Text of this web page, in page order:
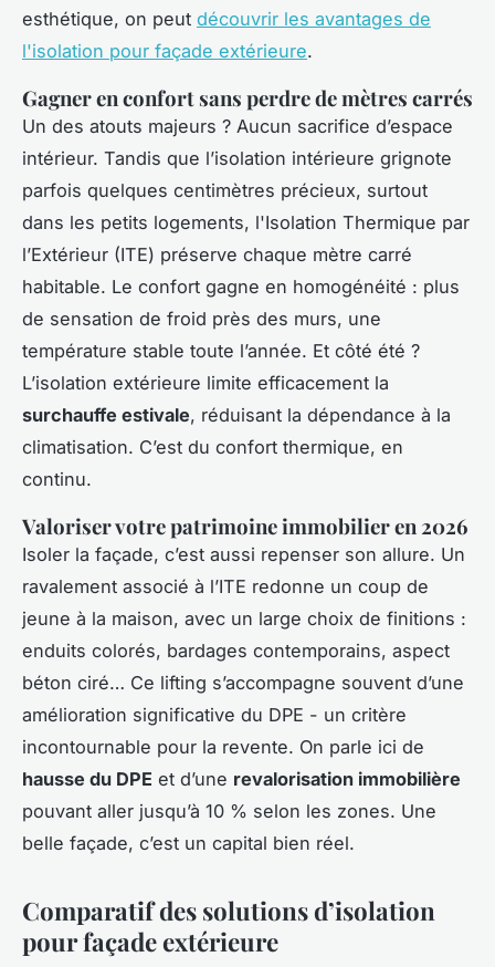
esthétique, on peut découvrir les avantages de
l'isolation pour façade extérieure.
Gagner en confort sans perdre de mètres carrés
Un des atouts majeurs ? Aucun sacrifice d’espace
intérieur. Tandis que l’isolation intérieure grignote
parfois quelques centimètres précieux, surtout
dans les petits logements, l'Isolation Thermique par
l’Extérieur (ITE) préserve chaque mètre carré
habitable. Le confort gagne en homogénéité : plus
de sensation de froid près des murs, une
température stable toute l’année. Et côté été ?
L’isolation extérieure limite efficacement la
surchauffe estivale, réduisant la dépendance à la
climatisation. C’est du confort thermique, en
continu.
Valoriser votre patrimoine immobilier en 2026
Isoler la façade, c’est aussi repenser son allure. Un
ravalement associé à l’ITE redonne un coup de
jeune à la maison, avec un large choix de finitions :
enduits colorés, bardages contemporains, aspect
béton ciré… Ce lifting s’accompagne souvent d’une
amélioration significative du DPE - un critère
incontournable pour la revente. On parle ici de
hausse du DPE et d’une revalorisation immobilière
pouvant aller jusqu’à 10 % selon les zones. Une
belle façade, c’est un capital bien réel.
Comparatif des solutions d’isolation
pour façade extérieure